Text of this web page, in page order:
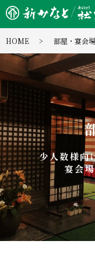
HOME 部屋・宴会場
少人数様向
宴会